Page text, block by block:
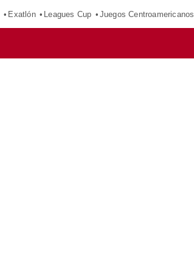
Exatlón Leagues Cup Juegos Centroamericanos